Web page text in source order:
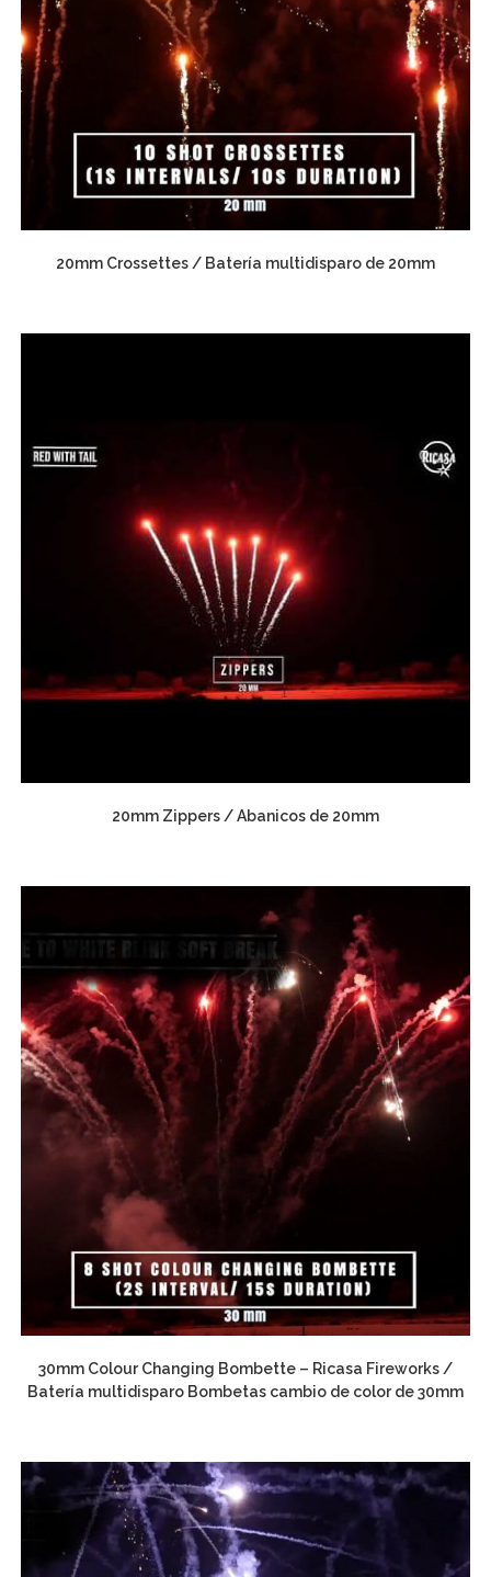
20mm Crossettes / Batería multidisparo de 20mm
20mm Zippers / Abanicos de 20mm
30mm Colour Changing Bombette – Ricasa Fireworks /
Batería multidisparo Bombetas cambio de color de 30mm